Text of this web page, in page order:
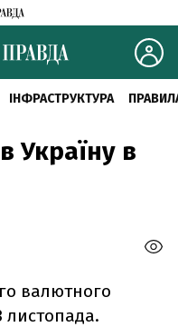
ІНФРАСТРУКТУРА
Україну в
валютного
листопада.